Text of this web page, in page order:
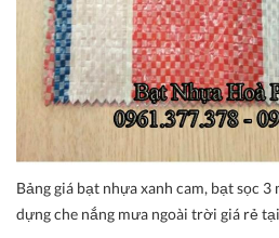
Bảng giá bạt nhựa xanh cam, bạt sọc
dựng che nắng mưa ngoài trời giá rẻ